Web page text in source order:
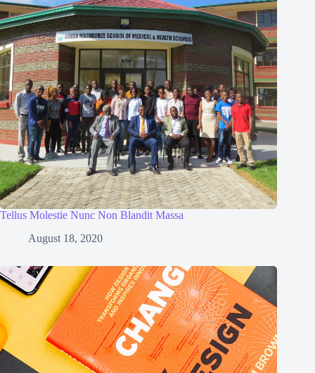
Tellus Molestie Nunc Non Blandit Massa
August 18, 2020